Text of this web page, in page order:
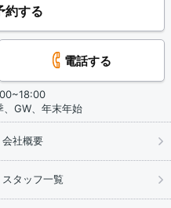
約する
電話する
、GW、年末年始
会社概要
スタッフ一覧